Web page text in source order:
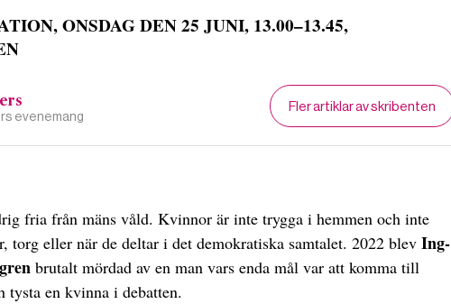
ONSDAG DEN 25 JUNI, 13.00–13.45,
evenemang
Fler artiklar av skribenten
fria från mäns våld. Kvinnor är inte trygga i hemmen och inte
torg eller när de deltar i det demokratiska samtalet. 2022 blev Ing-
brutalt mördad av en man vars enda mål var att komma till
tysta en kvinna i debatten.